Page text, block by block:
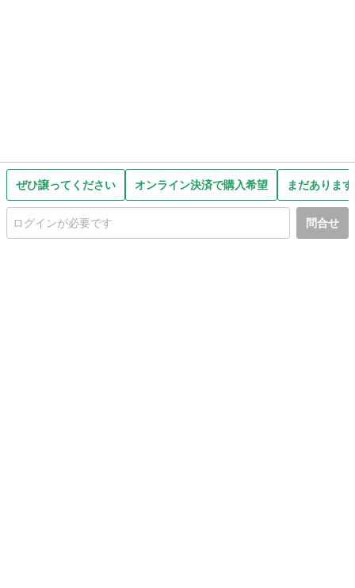
ぜひ譲ってください オンライン決済で購入希望 まだありま
問合せ